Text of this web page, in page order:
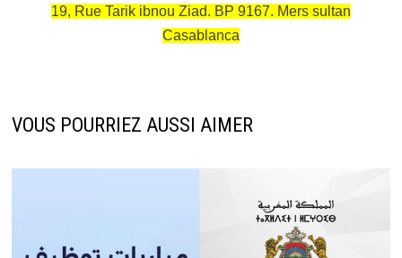
19, Rue Tarik ibnou Ziad. BP 9167. Mers sultan
Casablanca
VOUS POURRIEZ AUSSI AIMER